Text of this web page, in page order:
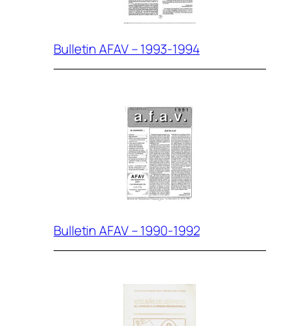
Bulletin AFAV – 1993-1994
Bulletin AFAV – 1990-1992